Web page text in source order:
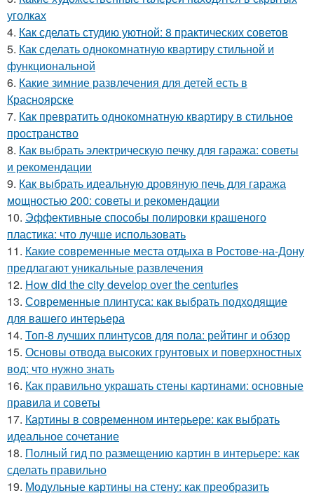
уголках
4. Как сделать студию уютной: 8 практических советов
5. Как сделать однокомнатную квартиру стильной и
функциональной
6. Какие зимние развлечения для детей есть в
Красноярске
7. Как превратить однокомнатную квартиру в стильное
пространство
8. Как выбрать электрическую печку для гаража: советы
и рекомендации
9. Как выбрать идеальную дровяную печь для гаража
мощностью 200: советы и рекомендации
10. Эффективные способы полировки крашеного
пластика: что лучше использовать
11. Какие современные места отдыха в Ростове-на-Дону
предлагают уникальные развлечения
12. How did the city develop over the centuries
13. Современные плинтуса: как выбрать подходящие
для вашего интерьера
14. Топ-8 лучших плинтусов для пола: рейтинг и обзор
15. Основы отвода высоких грунтовых и поверхностных
вод: что нужно знать
16. Как правильно украшать стены картинами: основные
правила и советы
17. Картины в современном интерьере: как выбрать
идеальное сочетание
18. Полный гид по размещению картин в интерьере: как
сделать правильно
19. Модульные картины на стену: как преобразить